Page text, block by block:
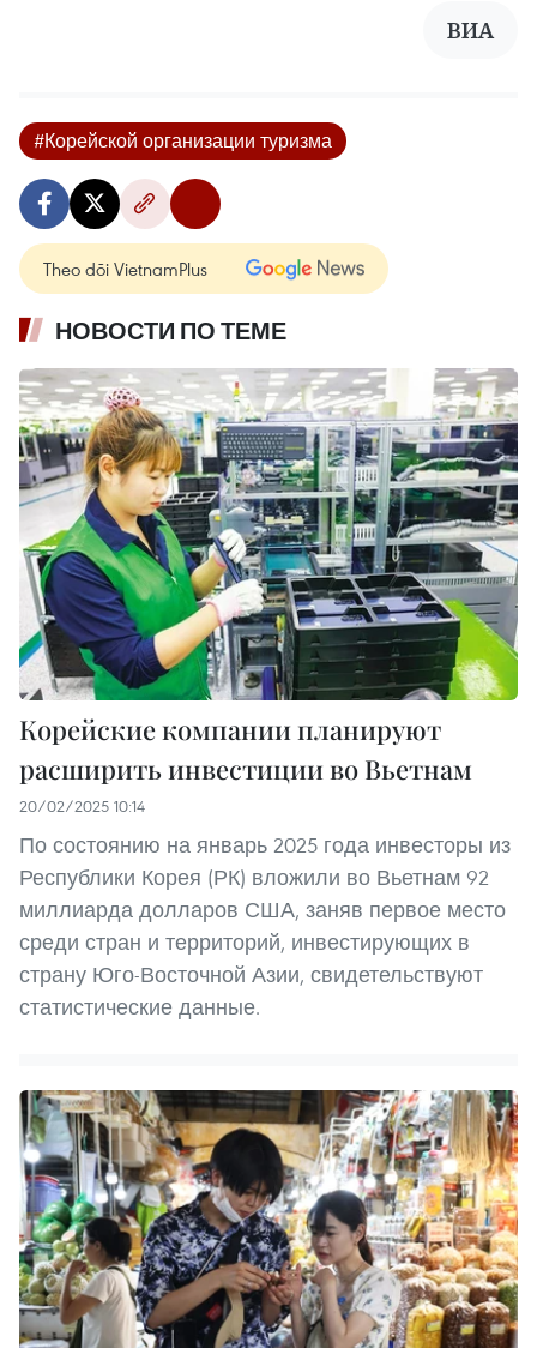
ВИА
#Корейской организации туризма
Theo dõi VietnamPlus
НОВОСТИ ПО ТЕМЕ
Корейские компании планируют
расширить инвестиции во Вьетнам
20/02/2025 10:14
По состоянию на январь 2025 года инвесторы из
Республики Корея (РК) вложили во Вьетнам 92
миллиарда долларов США, заняв первое место
среди стран и территорий, инвестирующих в
страну Юго-Восточной Азии, свидетельствуют
статистические данные.